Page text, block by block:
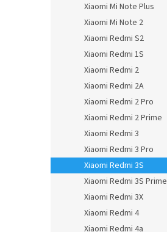
Xiaomi Mi Note Plus
Xiaomi Mi Note 2
Xiaomi Redmi S2
Xiaomi Redmi 1S
Xiaomi Redmi 2
Xiaomi Redmi 2A
Xiaomi Redmi 2 Pro
Xiaomi Redmi 2 Prime
Xiaomi Redmi 3
Xiaomi Redmi 3 Pro
Xiaomi Redmi 3S
Xiaomi Redmi 3S Prime
Xiaomi Redmi 3X
Xiaomi Redmi 4
Xiaomi Redmi 4a